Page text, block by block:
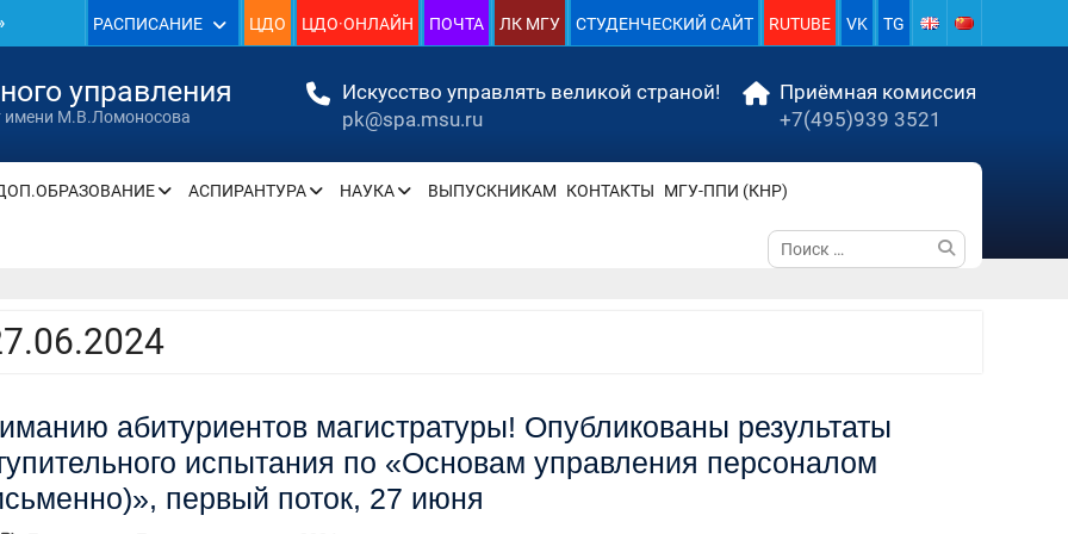
—
—
РАСПИСАНИЕ ЦДО ЦДО·ОНЛАЙН ПОЧТА ЛК МГУ СТУДЕНЧЕСКИЙ САЙТ RUTUBE VK TG
управления
имени М.В.Ломоносова
Искусство управлять великой страной!
pk@spa.msu.ru
Приёмная комиссия
+7(495)939 3521
АСПИРАНТУРА НАУКА ВЫПУСКНИКАМ КОНТАКТЫ МГУ-ППИ (КНР)
Поиск
по:
абитуриентов магистратуры! Опубликованы результаты
испытания по «Основам управления персоналом
первый поток, 27 июня